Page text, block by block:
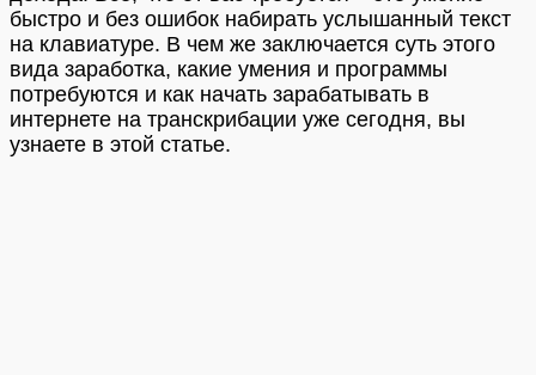
быстро и без ошибок набирать услышанный текст
на клавиатуре. В чем же заключается суть этого
вида заработка, какие умения и программы
потребуются и как начать зарабатывать в
интернете на транскрибации уже сегодня, вы
узнаете в этой статье.